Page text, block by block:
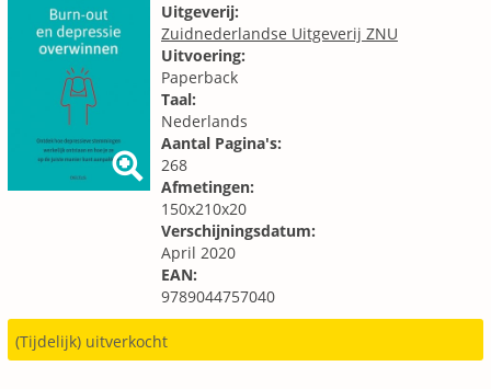
Uitgeverij:
Zuidnederlandse Uitgeverij ZNU
Uitvoering:
Paperback
Taal:
Nederlands
Aantal Pagina's:
268
Afmetingen:
150x210x20
Verschijningsdatum:
April 2020
EAN:
9789044757040
(Tijdelijk) uitverkocht